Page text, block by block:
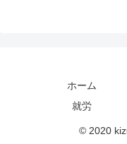
ホーム
就労
© 2020